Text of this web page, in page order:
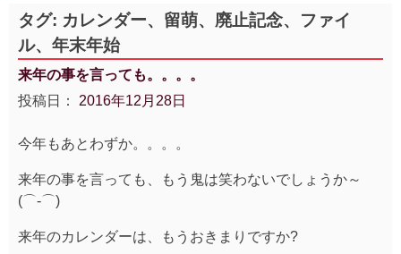
タグ: カレンダー、留萌、廃止記念、ファイ
ル、年末年始
来年の事を言っても。。。。
投稿日： 2016年12月28日
今年もあとわずか。。。。
来年の事を言っても、もう鬼は笑わないでしょうか～
(⌒‐⌒)
来年のカレンダーは、もうおきまりですか?